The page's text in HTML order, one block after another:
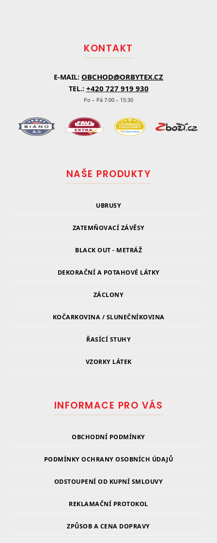
KONTAKT
E-MAIL: OBCHOD@ORBYTEX.CZ
TEL.: +420 727 919 930
Po – Pá 7:00 – 15:30
NAŠE PRODUKTY
UBRUSY
ZATEMŇOVACÍ ZÁVĚSY
BLACK OUT - METRÁŽ
DEKORAČNÍ A POTAHOVÉ LÁTKY
ZÁCLONY
KOČARKOVINA / SLUNEČNÍKOVINA
ŘASÍCÍ STUHY
VZORKY LÁTEK
INFORMACE PRO VÁS
OBCHODNÍ PODMÍNKY
PODMÍNKY OCHRANY OSOBNÍCH ÚDAJŮ
ODSTOUPENÍ OD KUPNÍ SMLOUVY
REKLAMAČNÍ PROTOKOL
ZPŮSOB A CENA DOPRAVY